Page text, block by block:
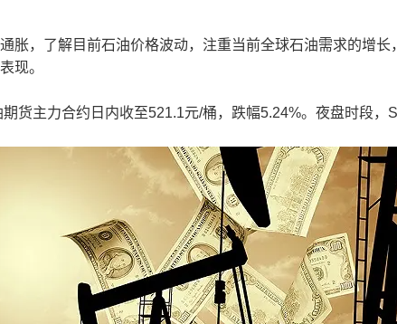
，了解目前石油价格波动，注重当前全球石油需求的增长
现。
主力合约日内收至521.1元/桶，跌幅5.24%。夜盘时段，